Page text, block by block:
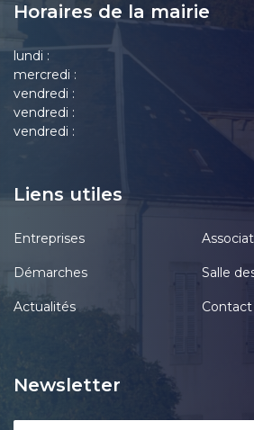
Horaires de la mairie
lundi :
mercredi :
vendredi :
vendredi :
vendredi :
Liens utiles
Entreprises
Démarches Salle
Actualités Contact
Newsletter